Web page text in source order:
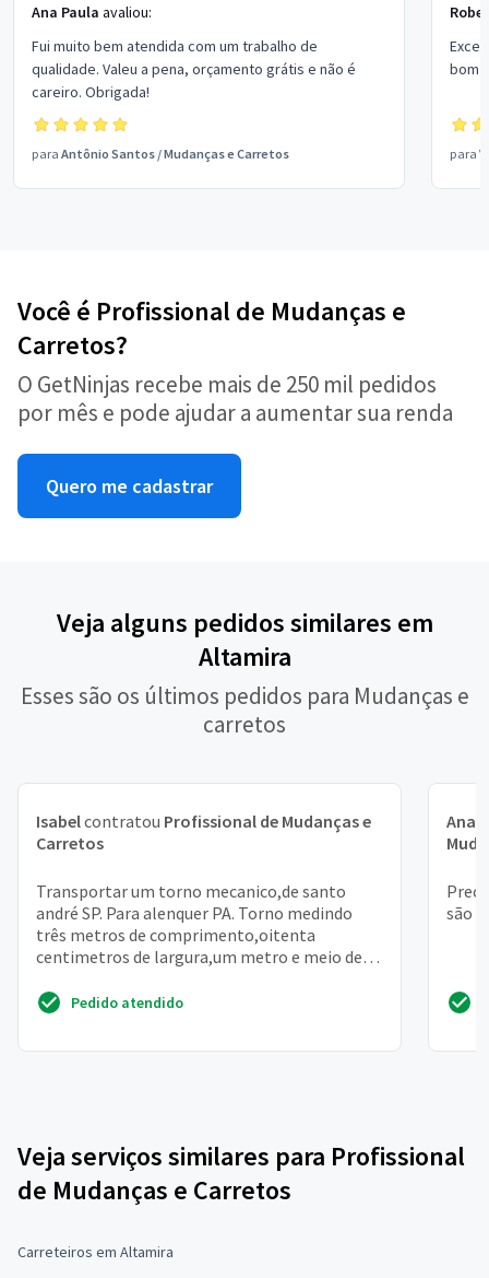
Ana Paula avaliou:
Fui muito bem atendida com um trabalho de
qualidade. Valeu a pena, orçamento grátis e não é
careiro. Obrigada!
para Antônio Santos /Mudanças e Carretos
bom
para
Você é Profissional de Mudanças e
Carretos?
O GetNinjas recebe mais de 250 mil pedidos
por mês e pode ajudar a aumentar sua renda
Quero me cadastrar
Veja alguns pedidos similares em
Altamira
Esses são os últimos pedidos para Mudanças e
carretos
Isabelcontratou Profissional de Mudanças e
Carretos
Transportar um torno mecanico,de santo
andré SP. Para alenquer PA. Torno medindo
três metros de comprimento,oitenta
centimetros de largura,um metro e meio de
Pedido atendido
Ana
são
Veja serviços similares para Profissional
de Mudanças e Carretos
Carreteiros em Altamira